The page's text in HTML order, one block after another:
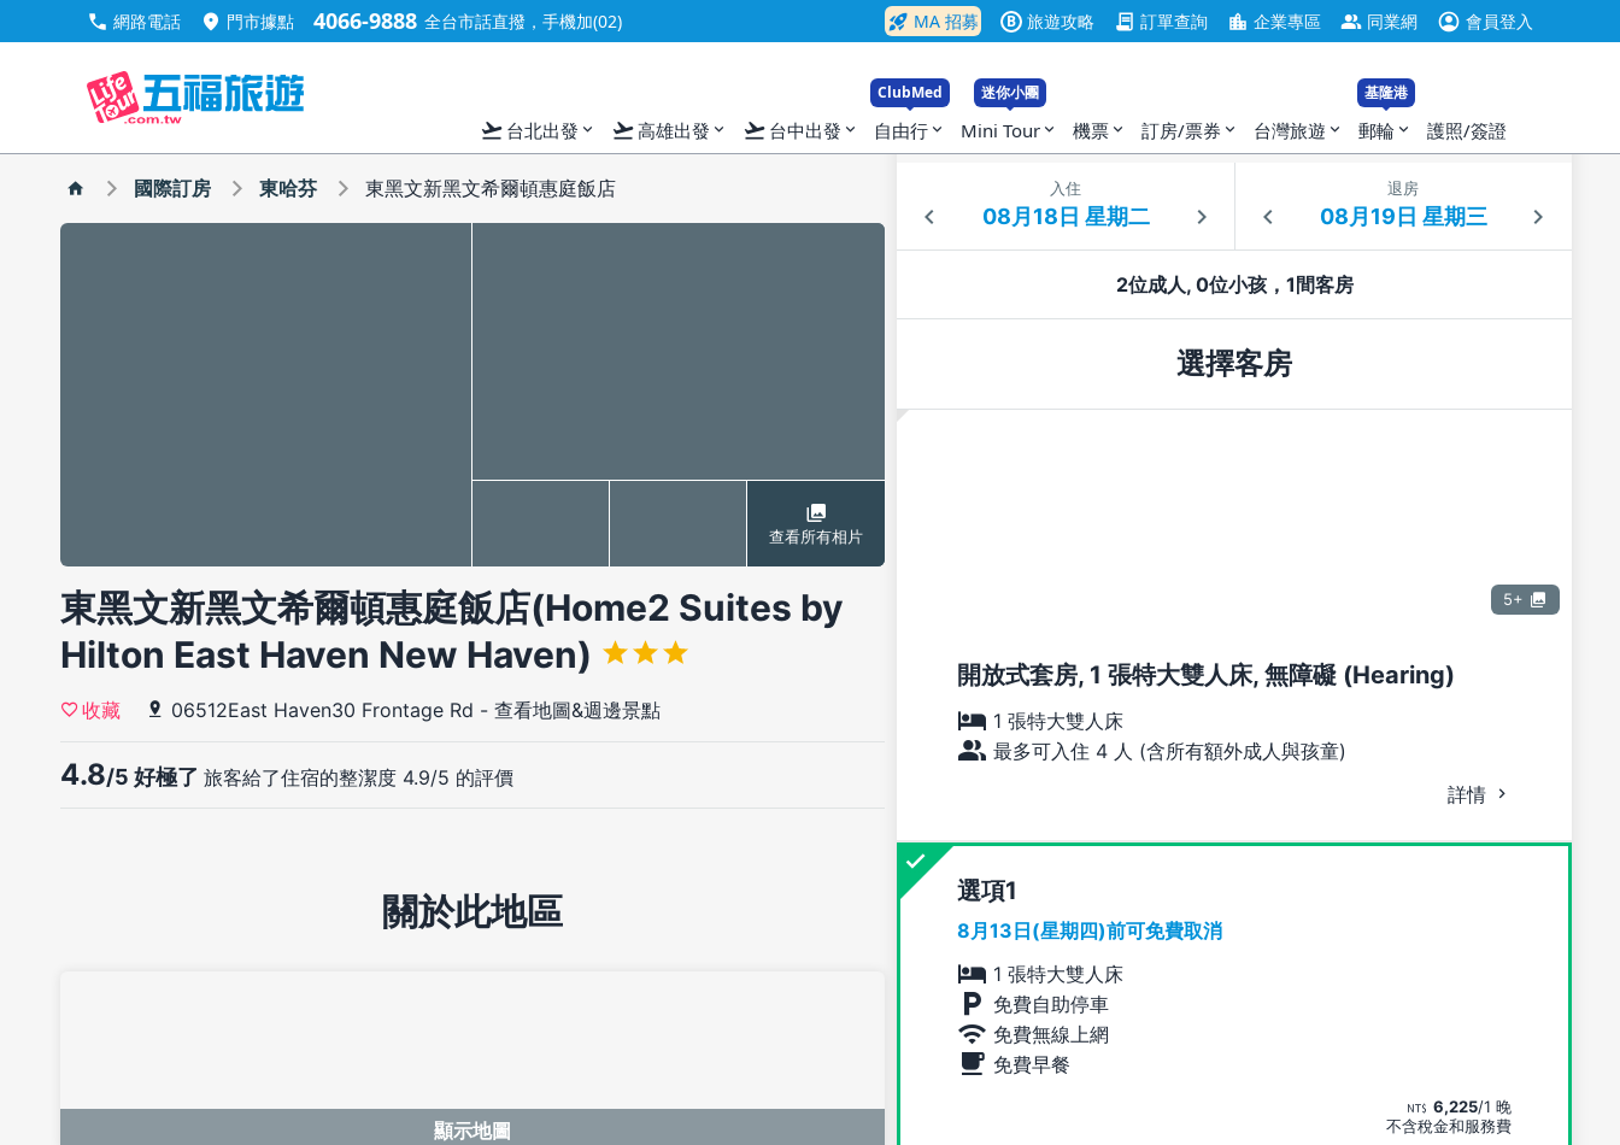
call 網路電話 location_on 門市據點 4066-9888 全台市話直撥，手機加(02) rocket_launch MA 招募 B 旅遊攻略 contract 訂單查詢 location_city 企業專區 group 同業網 account_circle 會員登入
flight_takeoff 台北出發 expand_more flight_takeoff高雄出發 expand_more flight_takeoff 台中出發 expand_more
ClubMed
自由行 expand_more
迷你小團
Mini Tour expand_more 機票 expand_more 訂房/票券 expand_more 台灣旅遊 expand_more
基隆港
郵輪 expand_more 護照/簽證
國際訂房 東哈芬 東黑文新黑文希爾頓惠庭飯店
查看所有相片
東黑文新黑文希爾頓惠庭飯店(Home2 Suites by
Hilton East Haven New Haven)
收藏 06512East Haven30 Frontage Rd - 查看地圖&週邊景點
4.8/5 好極了 旅客給了住宿的整潔度 4.9/5 的評價
入住 退房
2位成人, 0位小孩，1間客房
選擇客房
5+
開放式套房, 1 張特大雙人床, 無障礙 (Hearing)
1 張特大雙人床
最多可入住 4 人 (含所有額外成人與孩童)
詳情
選項
8月13日(星期四)前可免費取消
1 張特大雙人床
免費自助停車
免費無線上網
免費早餐
6,225/1 晚
不含稅金和服務費
關於此地區
顯示地圖